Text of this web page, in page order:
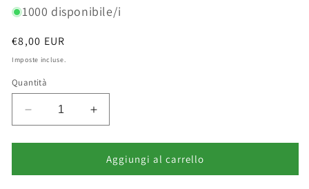
1000 disponibile/i
Prezzo
di
€8,00 EUR
Imposte incluse.
Quantità
Diminuisci
quantità
per
Forbici
Aumenta
quantità
per
Filax
Forbici
Aggiungi al carrello